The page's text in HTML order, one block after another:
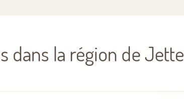
dans la région de Jette